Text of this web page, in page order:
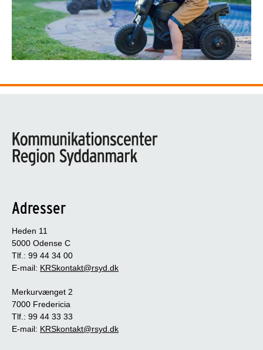
Adresser
Heden 11
5000 Odense C
Tlf.: 99 44 34 00
E-mail: KRSkontakt@rsyd.dk
Merkurvænget 2
7000 Fredericia
Tlf.: 99 44 33 33
E-mail: KRSkontakt@rsyd.dk